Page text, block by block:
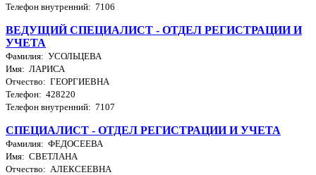
Телефон внутренний: 7106
ВЕДУЩИЙ СПЕЦИАЛИСТ - ОТДЕЛ РЕГИСТРАЦИИ И
УЧЕТА
Фамилия: УСОЛЬЦЕВА
Имя: ЛАРИСА
Отчество: ГЕОРГИЕВНА
Телефон: 428220
Телефон внутренний: 7107
СПЕЦИАЛИСТ - ОТДЕЛ РЕГИСТРАЦИИ И УЧЕТА
Фамилия: ФЕДОСЕЕВА
Имя: СВЕТЛАНА
Отчество: АЛЕКСЕЕВНА